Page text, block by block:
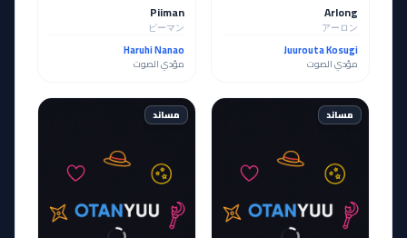
Arlong
アーロン
Juurouta Kosugi
مؤدي الصوت
Piiman
ピーマン
Haruhi Nanao
مؤدي الصوت
مساند مساند